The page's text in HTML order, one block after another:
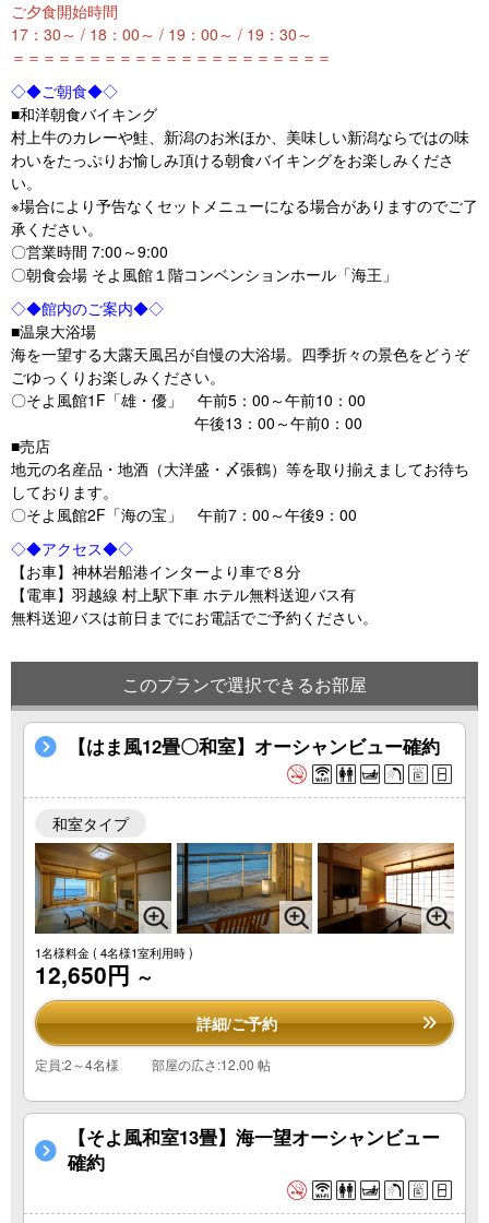
ご夕食開始時間
17：30～ / 18：00～ / 19：00～ / 19：30～
＝＝＝＝＝＝＝＝＝＝＝＝＝＝＝＝＝＝＝＝＝
◇◆ご朝食◆◇
■和洋朝食バイキング
村上牛のカレーや鮭、新潟のお米ほか、美味しい新潟ならではの味
わいをたっぷりお愉しみ頂ける朝食バイキングをお楽しみくださ
い。
※場合により予告なくセットメニューになる場合がありますのでご了
承ください。
〇営業時間 7:00～9:00
〇朝食会場 そよ風館１階コンベンションホール「海王」
◇◆館内のご案内◆◇
■温泉大浴場
海を一望する大露天風呂が自慢の大浴場。四季折々の景色をどうぞ
ごゆっくりお楽しみください。
〇そよ風館1F「雄・優」 午前5：00～午前10：00
午後13：00～午前0：00
■売店
地元の名産品・地酒（大洋盛・〆張鶴）等を取り揃えましてお待ち
しております。
〇そよ風館2F「海の宝」 午前7：00～午後9：00
◇◆アクセス◆◇
【お車】神林岩船港インターより車で８分
【電車】羽越線 村上駅下車 ホテル無料送迎バス有
無料送迎バスは前日までにお電話でご予約ください。
このプランで選択できるお部屋
【はま風12畳〇和室】オーシャンビュー確約
和室タイプ
1名様料金( 4名様1室利用時 )
12,650円 ～
詳細/ご予約
定員:2～4名様 部屋の広さ:12.00 帖
【そよ風和室13畳】海一望オーシャンビュー
確約